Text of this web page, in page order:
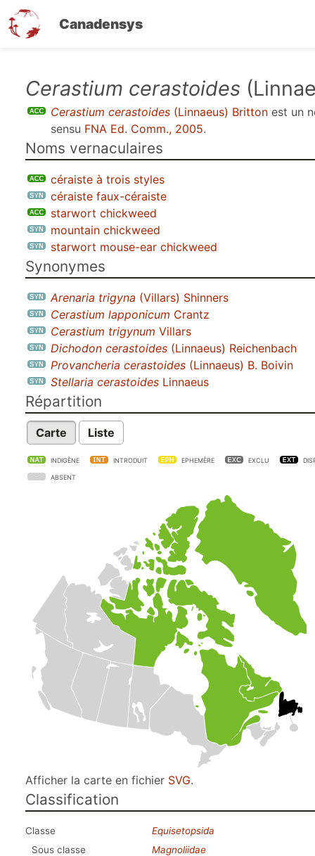
Canadensys
contenu
Cerastium cerastoides
Cerastium cerastoides (Linnaeus) Britton est un
sensu FNA Ed. Comm., 2005.
Noms vernaculaires
céraiste à trois styles
céraiste faux-céraiste
starwort chickweed
mountain chickweed
starwort mouse-ear chickweed
Synonymes
Arenaria trigyna (Villars) Shinners
Cerastium lapponicum Crantz
Cerastium trigynum Villars
Dichodon cerastoides (Linnaeus) Reichenbach
Provancheria cerastoides (Linnaeus) B. Boivin
Stellaria cerastoides Linnaeus
Répartition
Carte Liste
INDIGÈNE INTRODUIT EPHEMÈRE EXCLU
ABSENT
Afficher la carte en fichier SVG.
Classification
Classe
Equisetopsida
Sous classe
Magnoliidae